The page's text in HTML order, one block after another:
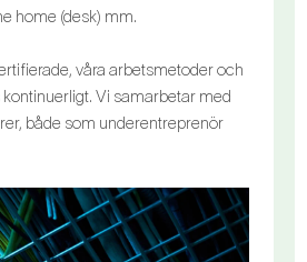
home (desk) mm.
våra arbetsmetoder och
Vi samarbetar med
både som underentreprenör